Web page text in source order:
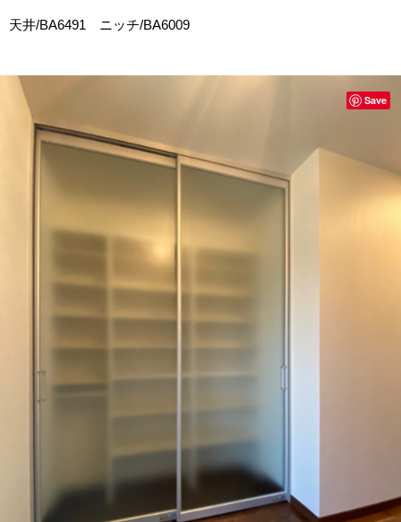
天井/BA6491 ニッチ/BA6009
Save